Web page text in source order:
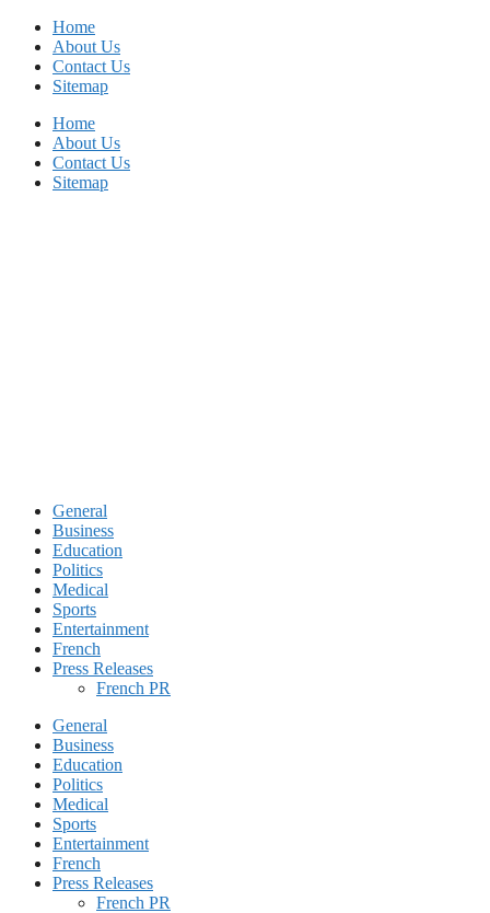
Skip
content
Home
About Us
Contact Us
Sitemap
Home
About Us
Contact Us
Sitemap
General
Business
Education
Politics
Medical
Sports
Entertainment
French
Press Releases
French PR
General
Business
Education
Politics
Medical
Sports
Entertainment
French
Press Releases
French PR